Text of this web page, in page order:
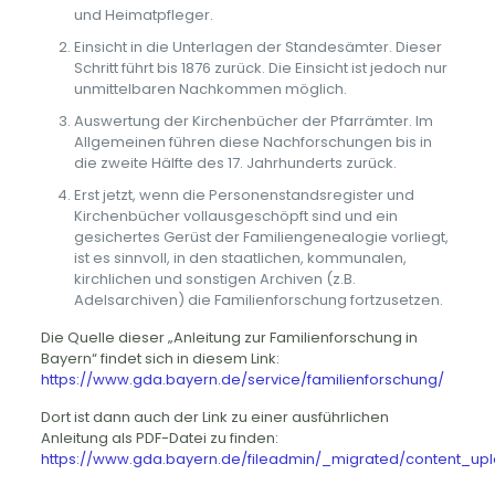
und Heimatpfleger.
Einsicht in die Unterlagen der Standesämter. Dieser
Schritt führt bis 1876 zurück. Die Einsicht ist jedoch nur
unmittelbaren Nachkommen möglich.
Auswertung der Kirchenbücher der Pfarrämter. Im
Allgemeinen führen diese Nachforschungen bis in
die zweite Hälfte des 17. Jahrhunderts zurück.
Erst jetzt, wenn die Personenstandsregister und
Kirchenbücher vollausgeschöpft sind und ein
gesichertes Gerüst der Familiengenealogie vorliegt,
ist es sinnvoll, in den staatlichen, kommunalen,
kirchlichen und sonstigen Archiven (z.B.
Adelsarchiven) die Familienforschung fortzusetzen.
Die Quelle dieser „Anleitung zur Familienforschung in
Bayern“ findet sich in diesem Link:
https://www.gda.bayern.de/service/familienforschung/
Dort ist dann auch der Link zu einer ausführlichen
Anleitung als PDF-Datei zu finden:
https://www.gda.bayern.de/fileadmin/_migrated/